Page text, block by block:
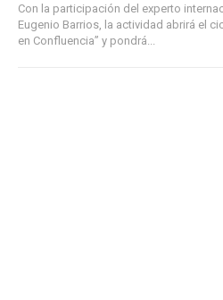
Con la participación del experto
Eugenio Barrios, la actividad abrirá el
en Confluencia” y pondrá...